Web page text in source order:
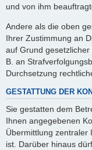
und von ihm
Andere als die oben
Ihrer Zustimmung an
auf Grund
B. an
Durchsetzung
GESTATTUNG DER
Sie gestatten dem
Ihnen angegebenen
Übermittlung zentraler
ist. Darüber hinaus